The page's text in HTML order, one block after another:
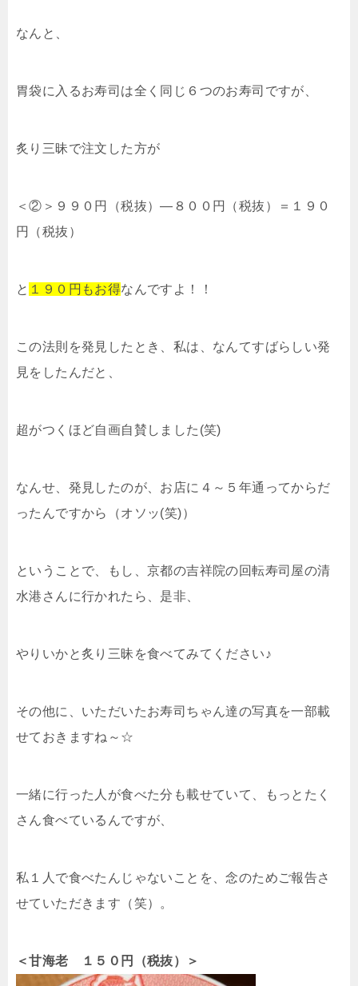
なんと、
胃袋に入るお寿司は全く同じ６つのお寿司ですが、
炙り三昧で注文した方が
＜②＞９９０円（税抜）―８００円（税抜）＝１９０
円（税抜）
と １９０円もお得なんですよ！！
この法則を発見したとき、私は、なんてすばらしい発
見をしたんだと、
超がつくほど自画自賛しました(笑)
なんせ、発見したのが、お店に４～５年通ってからだ
ったんですから（オソッ(笑)）
ということで、もし、京都の吉祥院の回転寿司屋の清
水港さんに行かれたら、是非、
やりいかと炙り三昧を食べてみてください♪
その他に、いただいたお寿司ちゃん達の写真を一部載
せておきますね～☆
一緒に行った人が食べた分も載せていて、もっとたく
さん食べているんですが、
私１人で食べたんじゃないことを、念のためご報告さ
せていただきます（笑）。
＜甘海老 １５０円（税抜）＞